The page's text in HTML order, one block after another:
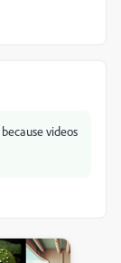
videos